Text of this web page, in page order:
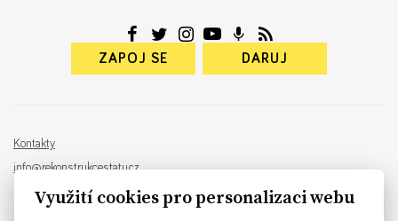
ZAPOJ SE DARUJ
Kontakty
info@rekonstrukcestatu.cz
Návrh a vývoj: Sinfin , ilustrace:
Využití cookies pro personalizaci webu